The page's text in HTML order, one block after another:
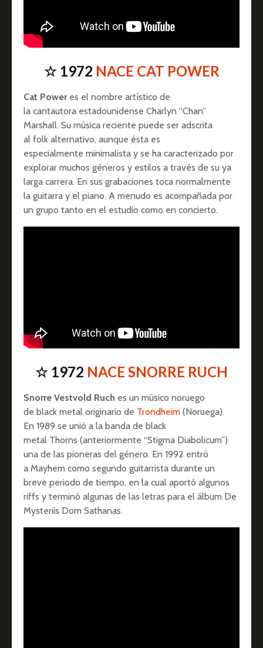
☆ 1972 NACE CAT POWER
Cat Poweres el nombre artístico de
la cantautora estadounidense Charlyn “Chan”
Marshall. Su música reciente puede ser adscrita
al folk alternativo, aunque ésta es
especialmente minimalista y se ha caracterizado por
explorar muchos géneros y estilos a través de su ya
larga carrera. En sus grabaciones toca normalmente
la guitarra y el piano. A menudo es acompañada por
un grupo tanto en el estudio como en concierto.
☆ 1972 NACE SNORRE RUCH
Snorre Vestvold Ruch es un músico noruego
de black metal originario de Trondheim (Noruega).
En 1989 se unió a la banda de black
metal Thorns (anteriormente “Stigma Diabolicum”)
una de las pioneras del género. En 1992 entró
a Mayhem como segundo guitarrista durante un
breve periodo de tiempo, en la cual aportó algunos
riffs y terminó algunas de las letras para el álbum De
Mysteriis Dom Sathanas.